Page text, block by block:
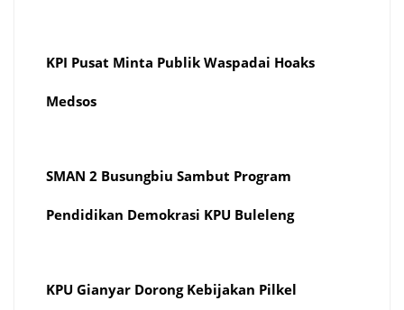
KPI Pusat Minta Publik Waspadai Hoaks
Medsos
SMAN 2 Busungbiu Sambut Program
Pendidikan Demokrasi KPU Buleleng
KPU Gianyar Dorong Kebijakan Pilkel